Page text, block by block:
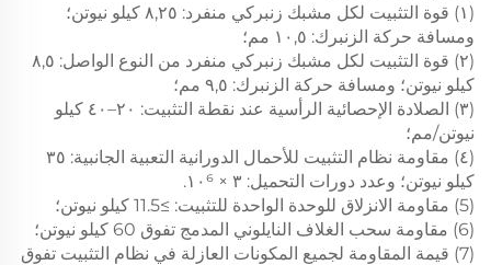
(١) قوة التثبيت لكل مشبك زنبركي منفرد: ٨,٢٥ كيلو نيوتن؛
ومسافة حركة الزنبرك: ١٠,٥ مم؛
(٢) قوة التثبيت لكل مشبك زنبركي منفرد من النوع الواصل: ٨,٥
كيلو نيوتن؛ ومسافة حركة الزنبرك: ٩,٥ مم؛
(٣) الصلادة الإحصائية الرأسية عند نقطة التثبيت: ٢٠–٤٠ كيلو
نيوتن/مم؛
(٤) مقاومة نظام التثبيت للأحمال الدورانية التعبية الجانبية: ٣٥
كيلو نيوتن؛ وعدد دورات التحميل: ٣ × ١٠⁶.
(5) مقاومة الانزلاق للوحدة الواحدة للتثبيت: ≥11.5 كيلو نيوتن؛
(6) مقاومة سحب الغلاف النايلوني المدمج تفوق 60 كيلو نيوتن؛
(7) قيمة المقاومة لجميع المكونات العازلة في نظام التثبيت تفوق